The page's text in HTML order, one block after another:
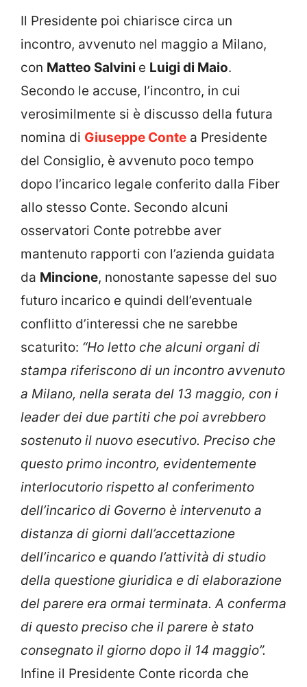
Il Presidente poi chiarisce circa un
incontro, avvenuto nel maggio a Milano,
con Matteo Salvini e Luigi di Maio.
Secondo le accuse, l’incontro, in cui
verosimilmente si è discusso della futura
nomina di Giuseppe Conte a Presidente
del Consiglio, è avvenuto poco tempo
dopo l’incarico legale conferito dalla Fiber
allo stesso Conte. Secondo alcuni
osservatori Conte potrebbe aver
mantenuto rapporti con l’azienda guidata
da Mincione, nonostante sapesse del suo
futuro incarico e quindi dell’eventuale
conflitto d’interessi che ne sarebbe
scaturito: “Ho letto che alcuni organi di
stampa riferiscono di un incontro avvenuto
a Milano, nella serata del 13 maggio, con i
leader dei due partiti che poi avrebbero
sostenuto il nuovo esecutivo. Preciso che
questo primo incontro, evidentemente
interlocutorio rispetto al conferimento
dell’incarico di Governo è intervenuto a
distanza di giorni dall’accettazione
dell’incarico e quando l’attività di studio
della questione giuridica e di elaborazione
del parere era ormai terminata. A conferma
di questo preciso che il parere è stato
consegnato il giorno dopo il 14 maggio”.
Infine il Presidente Conte ricorda che